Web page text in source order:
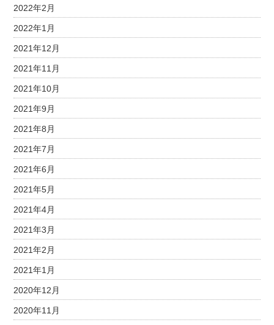
2022年2月
2022年1月
2021年12月
2021年11月
2021年10月
2021年9月
2021年8月
2021年7月
2021年6月
2021年5月
2021年4月
2021年3月
2021年2月
2021年1月
2020年12月
2020年11月